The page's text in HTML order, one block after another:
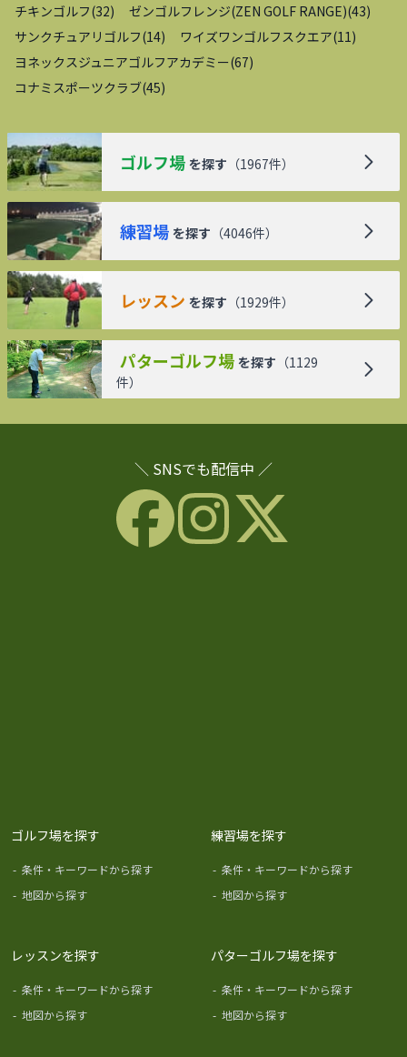
チキンゴルフ(32) ゼンゴルフレンジ(ZEN GOLF RANGE)(43)
サンクチュアリゴルフ(14) ワイズワンゴルフスクエア(11 )
ヨネックスジュニアゴルフアカデミー(67)
コナミスポーツクラブ(45)
ゴルフ場 を探す （1967件）
練習場 を探す （4046件）
レッスン を探す （1929件）
パターゴルフ場 を探す （1129
件）
＼ SNSでも配信中 ／
ゴルフ場を探す
- 条件・キーワードから探す
- 地図から探す
練習場を探す
- 条件・キーワードから探す
- 地図から探す
レッスンを探す
- 条件・キーワードから探す
- 地図から探す
パターゴルフ場を探す
- 条件・キーワードから探す
- 地図から探す